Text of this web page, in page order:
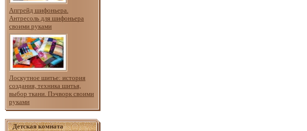
Апгрейд шифоньера.
Антресоль для шифоньера
своими руками
Лоскутное шитье: история
создания, техника шитья,
выбор ткани. Пэчворк своими
руками
Детская комната